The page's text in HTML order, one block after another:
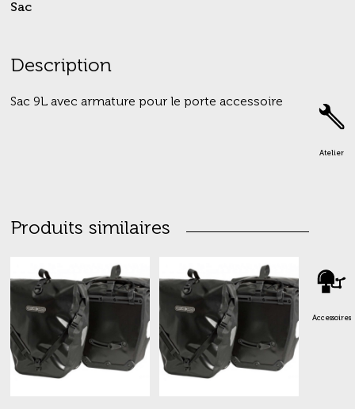
Atelier
Accessoires
Sac
Description
Sac 9L avec armature pour le porte accessoire
Produits similaires